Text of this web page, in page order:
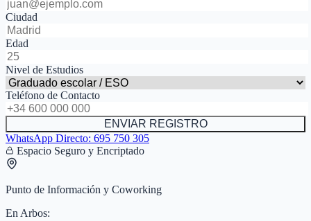
Ciudad
Edad
Nivel de Estudios
Teléfono de Contacto
ENVIAR REGISTRO
WhatsApp Directo: 695 750 305
Espacio Seguro y Encriptado
Punto de Información y Coworking
En Arbos: